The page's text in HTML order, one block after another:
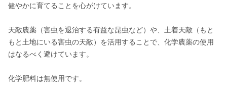
健やかに育てることを心がけています。
天敵農薬（害虫を退治する有益な昆虫など）や、土着天敵（もと
もと土地にいる害虫の天敵）を活用することで、化学農薬の使用
はなるべく避けています。
化学肥料は無使用です。